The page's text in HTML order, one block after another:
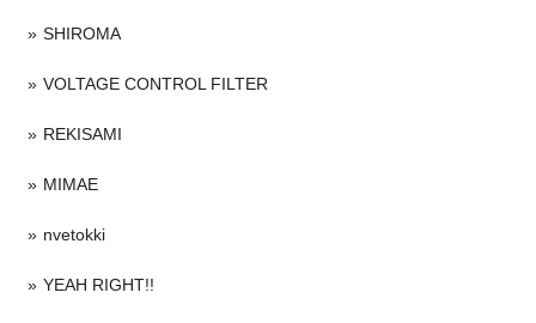
SHIROMA
VOLTAGE CONTROL FILTER
REKISAMI
MIMAE
nvetokki
YEAH RIGHT!!